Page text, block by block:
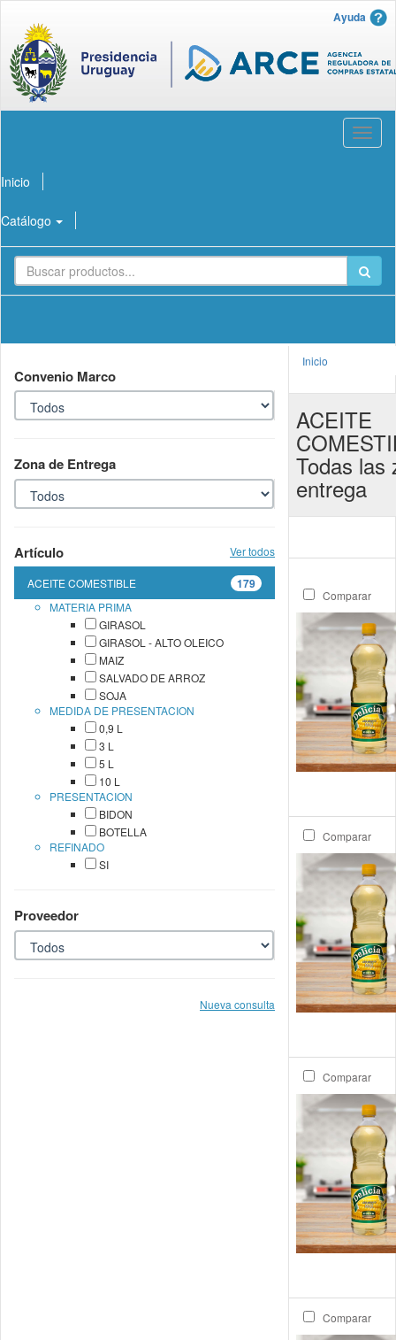
Ayuda
Abrir
menú
Inicio
Catálogo
Convenio Marco
Zona de Entrega
Artículo Ver todos
179
ACEITE COMESTIBLE
MATERIA PRIMA
GIRASOL
GIRASOL - ALTO OLEICO
MAIZ
SALVADO DE ARROZ
SOJA
MEDIDA DE PRESENTACION
0,9 L
3 L
5 L
10 L
PRESENTACION
BIDON
BOTELLA
REFINADO
SI
Proveedor
Nueva consulta
Inicio
ACEITE
Todas las
entrega
Comparar
Comparar
Comparar
Comparar